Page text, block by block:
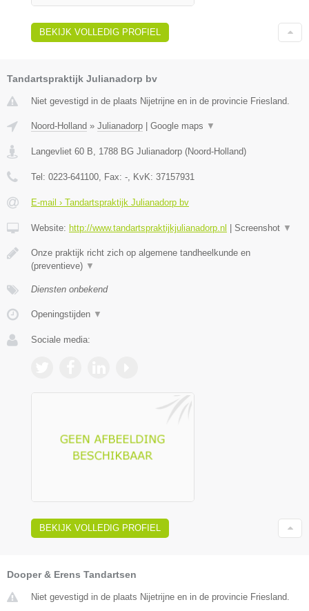
BEKIJK VOLLEDIG PROFIEL
Tandartspraktijk Julianadorp bv
Niet gevestigd in de plaats Nijetrijne en in de provincie Friesland.
Noord-Holland » Julianadorp Google maps ▼
Langevliet 60 B, 1788 BG Julianadorp (Noord-Holland)
Tel: 0223-641100, Fax: -, KvK: 37157931
E-mail › Tandartspraktijk Julianadorp bv
Website: http://www.tandartspraktijkjulianadorp.nl Screenshot ▼
Onze praktijk richt zich op algemene tandheelkunde en
(preventieve) ▼
Diensten onbekend
Openingstijden ▼
Sociale media:
BEKIJK VOLLEDIG PROFIEL
Dooper & Erens Tandartsen
Niet gevestigd in de plaats Nijetrijne en in de provincie Friesland.